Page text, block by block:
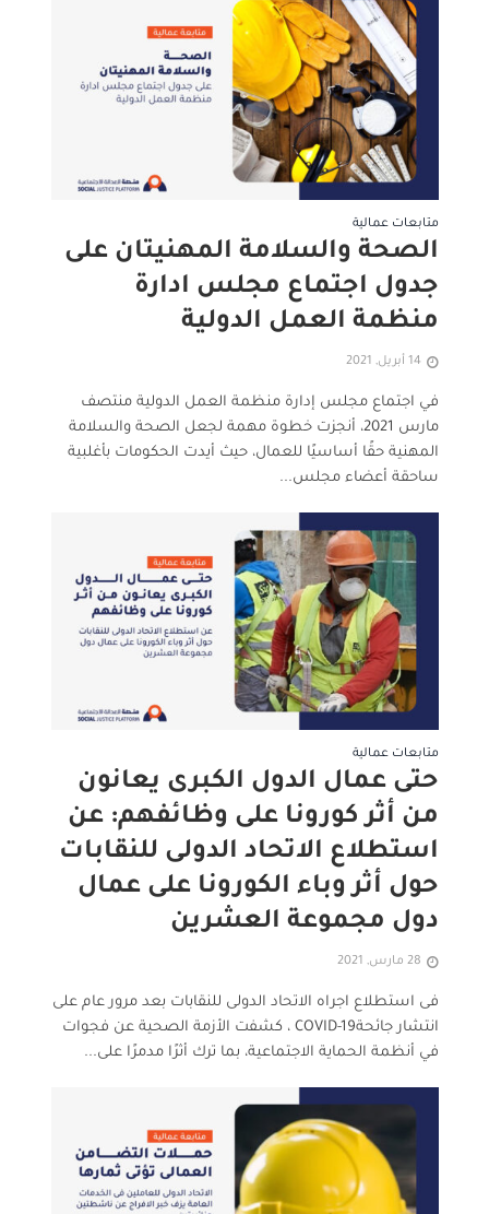
متابعات عمالية
الصحة والسلامة المهنيتان على
جدول اجتماع مجلس ادارة
منظمة العمل الدولية
14 أبريل, 2021
في اجتماع مجلس إدارة منظمة العمل الدولية منتصف
مارس 2021، أنجزت خطوة مهمة لجعل الصحة والسلامة
المهنية حقًا أساسيًا للعمال، حيث أيدت الحكومات بأغلبية
ساحقة أعضاء مجلس...
متابعات عمالية
حتى عمال الدول الكبرى يعانون
من أثر كورونا على وظائفهم: عن
استطلاع الاتحاد الدولى للنقابات
حول أثر وباء الكورونا على عمال
دول مجموعة العشرين
28 مارس, 2021
فى استطلاع اجراه الاتحاد الدولى للنقابات بعد مرور عام على
انتشار جائحةCOVID-19 ، كشفت الأزمة الصحية عن فجوات
في أنظمة الحماية الاجتماعية، بما ترك أثرًا مدمرًا على...